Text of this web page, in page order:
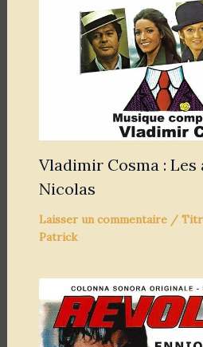
Vladimir Cosma : Les
Nicolas
Laisser un commentaire /
Patrick